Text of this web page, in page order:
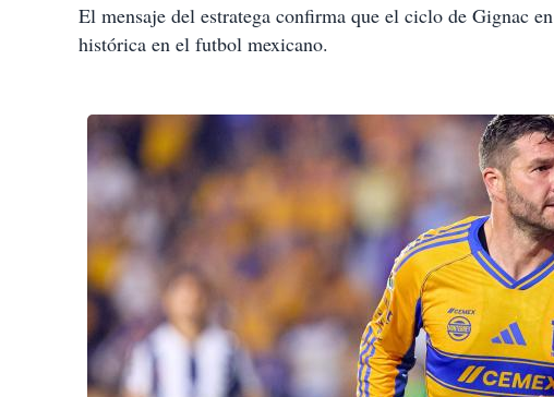
El mensaje del estratega confirma que el ciclo de Gignac en
histórica en el futbol mexicano.